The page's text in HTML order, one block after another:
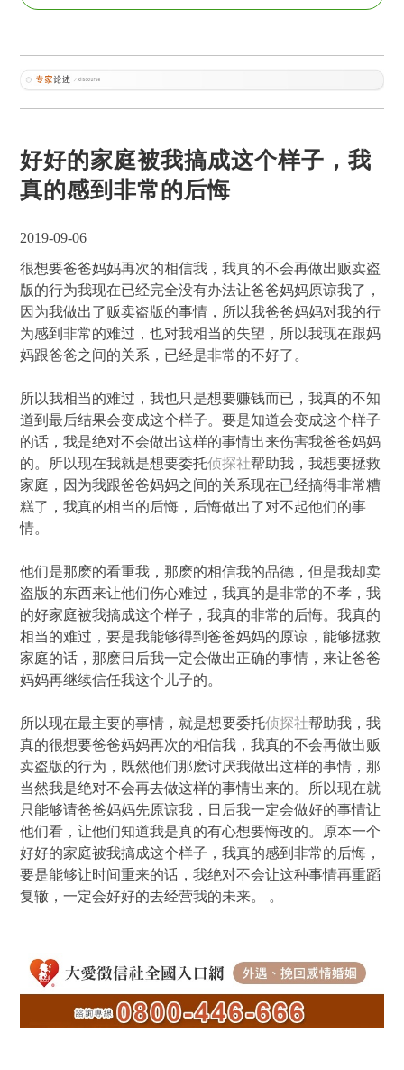
好好的家庭被我搞成这个样子，我
真的感到非常的后悔
2019-09-06
很想要爸爸妈妈再次的相信我，我真的不会再做出贩卖盗
版的行为我现在已经完全没有办法让爸爸妈妈原谅我了，
因为我做出了贩卖盗版的事情，所以我爸爸妈妈对我的行
为感到非常的难过，也对我相当的失望，所以我现在跟妈
妈跟爸爸之间的关系，已经是非常的不好了。
所以我相当的难过，我也只是想要赚钱而已，我真的不知
道到最后结果会变成这个样子。要是知道会变成这个样子
的话，我是绝对不会做出这样的事情出来伤害我爸爸妈妈
的。所以现在我就是想要委托侦探社帮助我，我想要拯救
家庭，因为我跟爸爸妈妈之间的关系现在已经搞得非常糟
糕了，我真的相当的后悔，后悔做出了对不起他们的事
情。
他们是那麽的看重我，那麽的相信我的品德，但是我却卖
盗版的东西来让他们伤心难过，我真的是非常的不孝，我
的好家庭被我搞成这个样子，我真的非常的后悔。我真的
相当的难过，要是我能够得到爸爸妈妈的原谅，能够拯救
家庭的话，那麽日后我一定会做出正确的事情，来让爸爸
妈妈再继续信任我这个儿子的。
所以现在最主要的事情，就是想要委托侦探社帮助我，我
真的很想要爸爸妈妈再次的相信我，我真的不会再做出贩
卖盗版的行为，既然他们那麽讨厌我做出这样的事情，那
当然我是绝对不会再去做这样的事情出来的。所以现在就
只能够请爸爸妈妈先原谅我，日后我一定会做好的事情让
他们看，让他们知道我是真的有心想要悔改的。原本一个
好好的家庭被我搞成这个样子，我真的感到非常的后悔，
要是能够让时间重来的话，我绝对不会让这种事情再重蹈
复辙，一定会好好的去经营我的未来。 。